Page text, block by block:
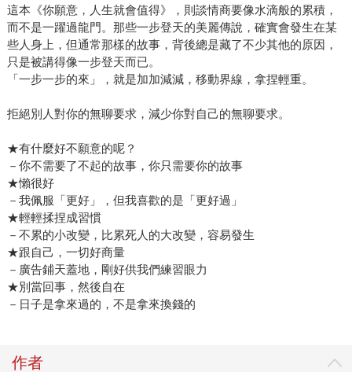
這本《你願意，人生就會值得》，則談情商要像水滴般的累積，
而不是一躍過龍門。那些一步登天的美麗傳說，確實會發生在某
些人身上，但通常那樣的故事，背後總是藏了不少其他的原因，
只是被講得像一步登天而已。
「一步一步的來」，就是加加減減，移動界線，拿捏輕重。
拒絕別人對你的無聊要求，減少你對自己的無聊要求。
★有什麼好不願意的呢？
－你不需要了不起的故事，你只需要你的故事
★懶很好
－我佩服「更好」，但我喜歡的是「更好過」
★輕輕揉捏成習慣
－不累的小改變，比累死人的大改變，容易發生
★跟自己，一切好商量
－廣告鋪天蓋地，剛好供我們練習眼力
★別當回事，然後自在
－日子是拿來過的，不是拿來換錢的
作者